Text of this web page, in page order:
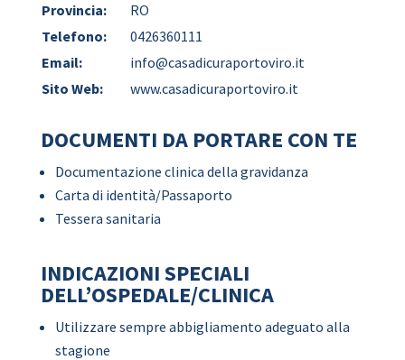
Provincia:
RO
Telefono:
0426360111
Email:
info@casadicuraportoviro.it
Sito Web:
www.casadicuraportoviro.it
DOCUMENTI DA PORTARE CON TE
Documentazione clinica della gravidanza
Carta di identità/Passaporto
Tessera sanitaria
INDICAZIONI SPECIALI
DELL’OSPEDALE/CLINICA
Utilizzare sempre abbigliamento adeguato alla
stagione